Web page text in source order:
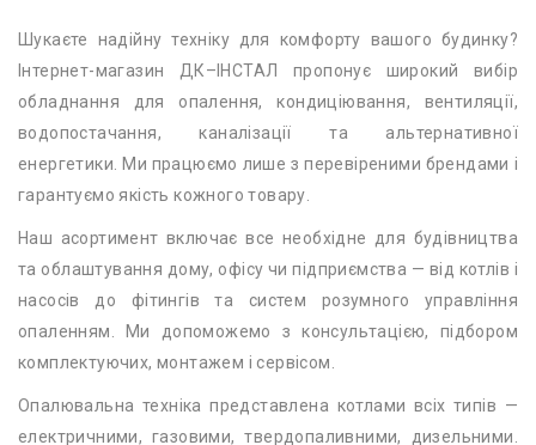
Шукаєте надійну техніку для комфорту вашого будинку?
Інтернет-магазин ДК–ІНСТАЛ пропонує широкий вибір
обладнання для опалення, кондиціювання, вентиляції,
водопостачання, каналізації та альтернативної
енергетики. Ми працюємо лише з перевіреними брендами і
гарантуємо якість кожного товару.
Наш асортимент включає все необхідне для будівництва
та облаштування дому, офісу чи підприємства — від котлів і
насосів до фітингів та систем розумного управління
опаленням. Ми допоможемо з консультацією, підбором
комплектуючих, монтажем і сервісом.
Опалювальна техніка представлена котлами всіх типів —
електричними, газовими, твердопаливними, дизельними.